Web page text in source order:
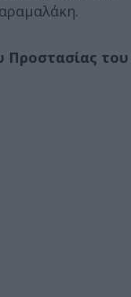
Προστασίας του